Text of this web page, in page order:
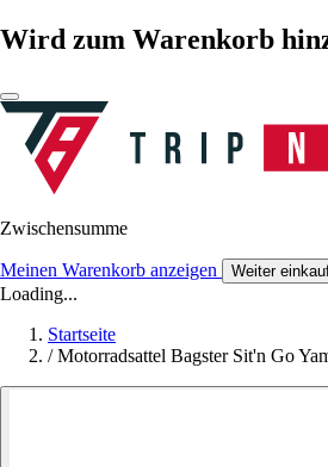
Wird zum Warenkorb
Zwischensumme
Meinen Warenkorb anzeigen Weiter
Loading...
Startseite
/ Motorradsattel Bagster Sit'n Go